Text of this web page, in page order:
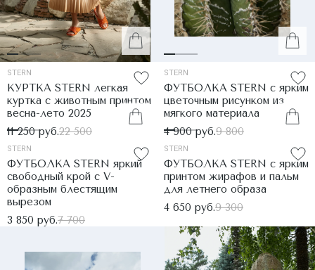
STERN
КУРТКА STERN легкая
куртка с животным принтом
весна-лето 2025
11 250 руб.22 500
STERN
ФУТБОЛКА STERN с ярким
цветочным рисунком из
мягкого материала
4 900 руб.9 800
STERN
ФУТБОЛКА STERN яркий
свободный крой с V-
образным блестящим
вырезом
3 850 руб.7 700
STERN
ФУТБОЛКА STERN с ярким
принтом жирафов и пальм
для летнего образа
4 650 руб.9 300